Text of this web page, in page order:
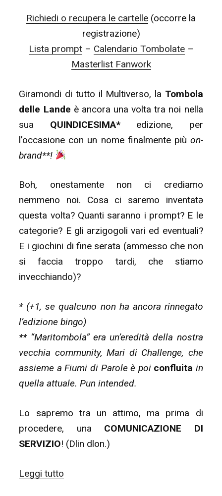
Cambi
Prompt
&
Calendario”
Richiedi o recupera le cartelle (occorre la
registrazione)
Lista prompt– Calendario Tombolate–
Masterlist Fanwork
Giramondi di tutto il Multiverso, la Tombola
delle Lande è ancora una volta tra noi nella
sua QUINDICESIMA*edizione, per
l’occasione con un nome finalmente più on-
brand**!
Boh, onestamente non ci crediamo
nemmeno noi. Cosa ci saremo inventatə
questa volta? Quanti saranno i prompt? E le
categorie? E gli arzigogoli vari ed eventuali?
E i giochini di fine serata (ammesso che non
si faccia troppo tardi, che stiamo
invecchiando)?
* (+1, se qualcuno non ha ancora rinnegato
l’edizione bingo)
** “Maritombola” era un’eredità della nostra
vecchia community, Mari di Challenge, che
assieme a Fiumi di Parole è poi confluita in
quella attuale. Pun intended.
Lo sapremo tra un attimo, ma prima di
procedere, una COMUNICAZIONE DI
SERVIZIO! (Dlin dlon.)
Leggi tutto